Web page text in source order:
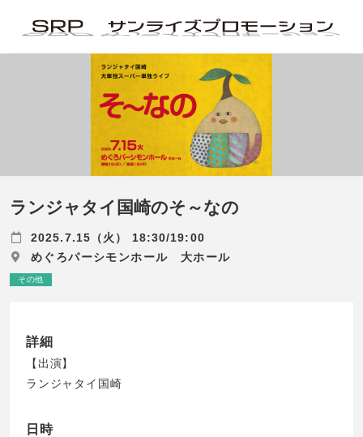
ランジャタイ国崎のそ～なの
2025.7.15（火） 18:30/19:00
めぐろパーシモンホール 大ホール
その他
詳細
【出演】
ランジャタイ国崎
日時